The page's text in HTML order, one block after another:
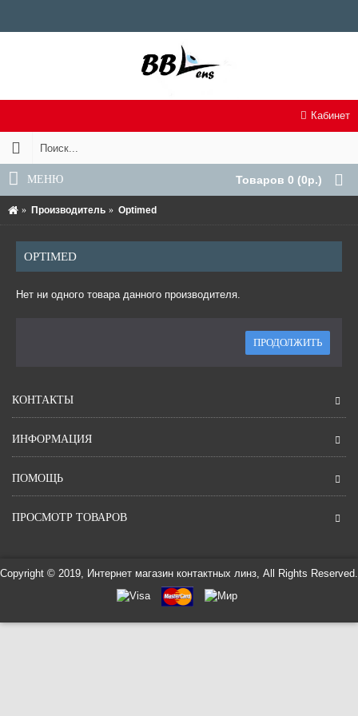
Товаров 0 (0р.)
Кабинет
МЕНЮ
Производитель Optimed
OPTIMED
Нет ни одного товара данного производителя.
ПРОДОЛЖИТЬ
КОНТАКТЫ
ИНФОРМАЦИЯ
ПОМОЩЬ
ПРОСМОТР ТОВАРОВ
Copyright © 2019, Интернет магазин контактных линз, All Rights Reserved.